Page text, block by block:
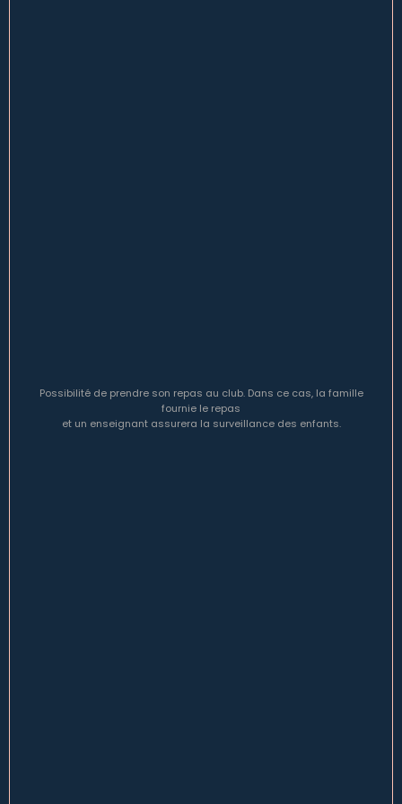
Possibilité de prendre son repas au club. Dans ce cas, la famille
fournie le repas
et un enseignant assurera la surveillance des enfants.